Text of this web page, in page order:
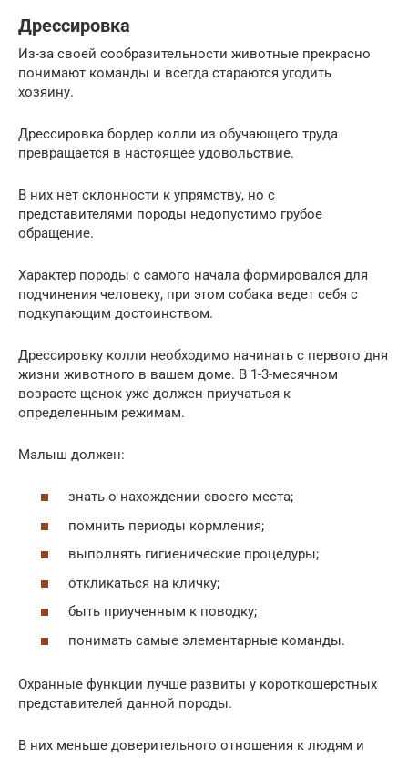
Дрессировка
Из-за своей сообразительности животные прекрасно
понимают команды и всегда стараются угодить
хозяину.
Дрессировка бордер колли из обучающего труда
превращается в настоящее удовольствие.
В них нет склонности к упрямству, но с
представителями породы недопустимо грубое
обращение.
Характер породы с самого начала формировался для
подчинения человеку, при этом собака ведет себя с
подкупающим достоинством.
Дрессировку колли необходимо начинать с первого дня
жизни животного в вашем доме. В 1-3-месячном
возрасте щенок уже должен приучаться к
определенным режимам.
Малыш должен:
знать о нахождении своего места;
помнить периоды кормления;
выполнять гигиенические процедуры;
откликаться на кличку;
быть приученным к поводку;
понимать самые элементарные команды.
Охранные функции лучше развиты у короткошерстных
представителей данной породы.
В них меньше доверительного отношения к людям и